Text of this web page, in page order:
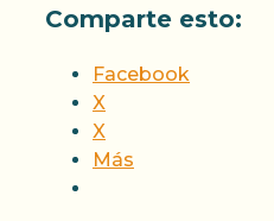
Comparte esto:
Facebook
X
X
Más